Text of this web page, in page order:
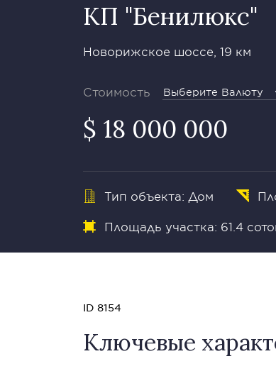
КП "Бенилюкс"
Новорижское шоссе, 19 км
Стоимость Выберите Валюту
$ 18 000 000
Тип объекта: Дом
Площадь участка: 61.4
ID 8154
Ключевые